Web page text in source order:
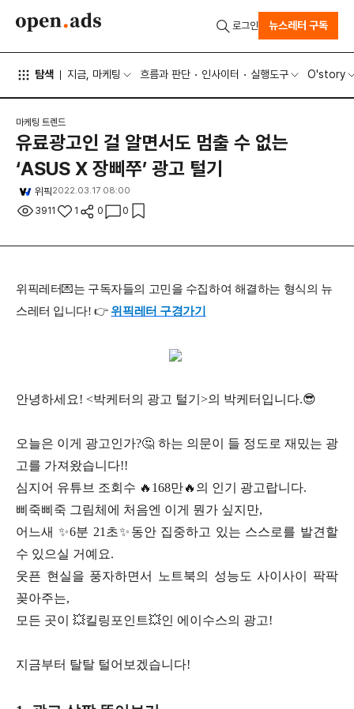
탐색 지금, 마케팅 흐름과 판단 인사이터 실행도구 O'story
로그인 뉴스레터 구독
마케팅 트렌드
유료광고인 걸 알면서도 멈출 수 없는
‘ASUS X 장삐쭈’ 광고 털기
위픽2022.03.17 08:00
3911 1 0 0
위픽레터💌는 구독자들의 고민을 수집하여 해결하는 형식의 뉴
스레터 입니다! 👉 위픽레터 구경가기
안녕하세요! <박케터의 광고 털기>의 박케터입니다.😎
오늘은 이게 광고인가?🤔 하는 의문이 들 정도로 재밌는 광
고를 가져왔습니다!!
심지어 유튜브 조회수 🔥168만🔥의 인기 광고랍니다.
삐죽삐죽 그림체에 처음엔 이게 뭔가 싶지만,
어느새 ✨6분 21초✨동안 집중하고 있는 스스로를 발견할
수 있으실 거예요.
웃픈 현실을 풍자하면서 노트북의 성능도 사이사이 팍팍
꽂아주는,
모든 곳이 💥킬링포인트💥인 에이수스의 광고!
지금부터 탈탈 털어보겠습니다!